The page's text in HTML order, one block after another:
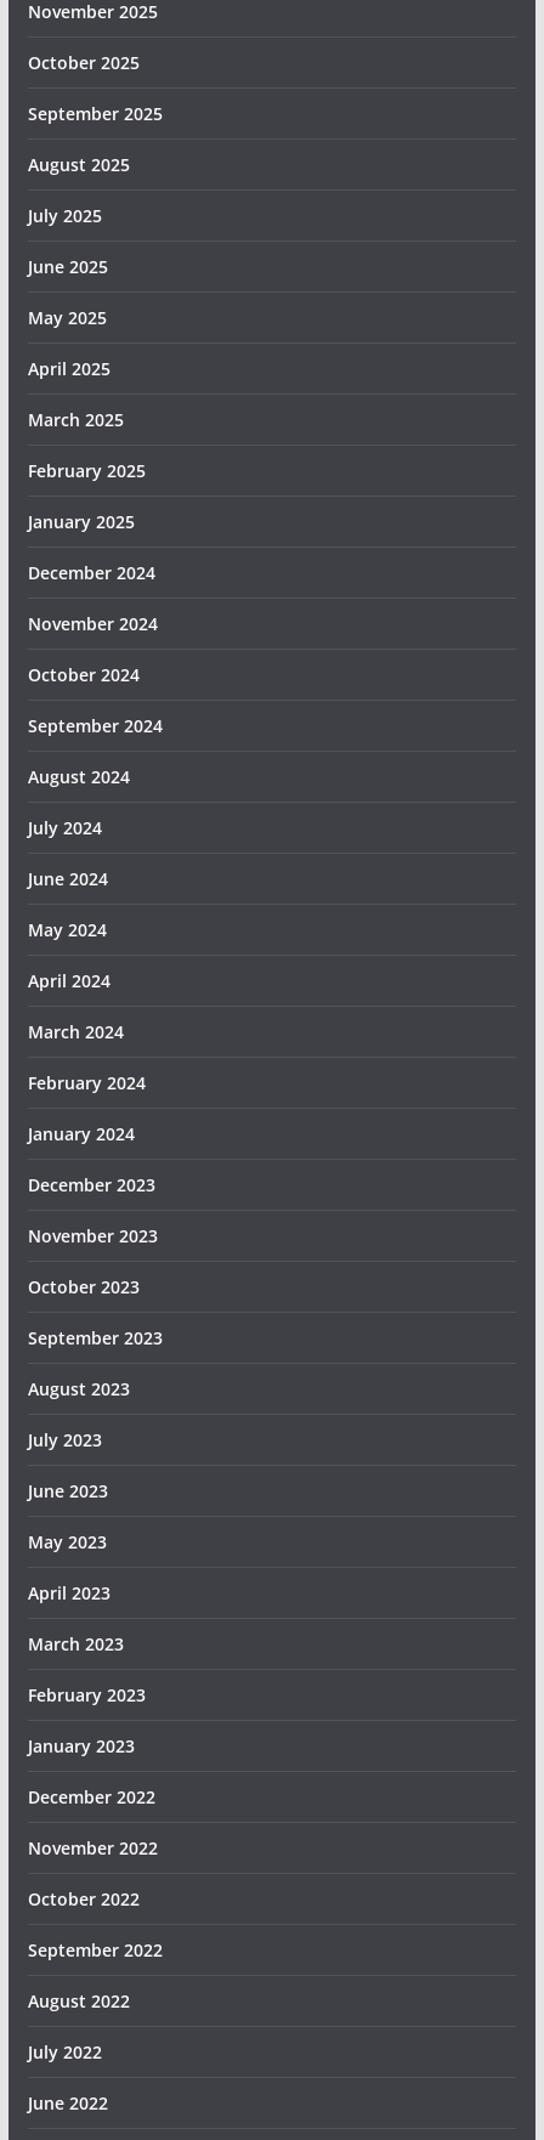
November 2025
October 2025
September 2025
August 2025
July 2025
June 2025
May 2025
April 2025
March 2025
February 2025
January 2025
December 2024
November 2024
October 2024
September 2024
August 2024
July 2024
June 2024
May 2024
April 2024
March 2024
February 2024
January 2024
December 2023
November 2023
October 2023
September 2023
August 2023
July 2023
June 2023
May 2023
April 2023
March 2023
February 2023
January 2023
December 2022
November 2022
October 2022
September 2022
August 2022
July 2022
June 2022